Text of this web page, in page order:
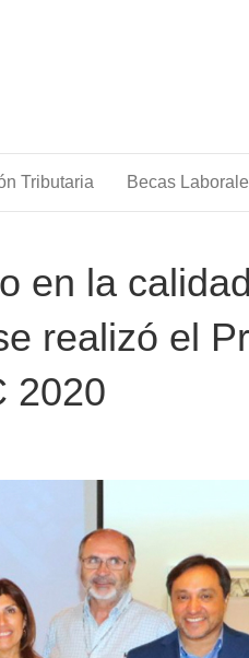
Tributaria Becas
en la
realizó el
2020